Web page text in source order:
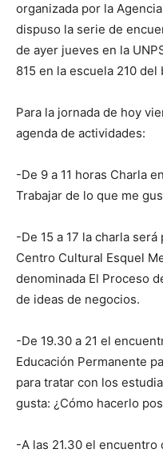
organizada por la
dispuso la serie de
de ayer jueves en la
815 en la escuela 210 del
Para la jornada de hoy
agenda de actividades:
-De 9 a 11 horas Charla
Trabajar de lo que me
-De 15 a 17 la charla
Centro Cultural Esquel
denominada El Proceso
de ideas de negocios.
-De 19.30 a 21 el
Educación Permanente
para tratar con los
gusta: ¿Cómo hacerlo
-A las 21.30 el encuentro